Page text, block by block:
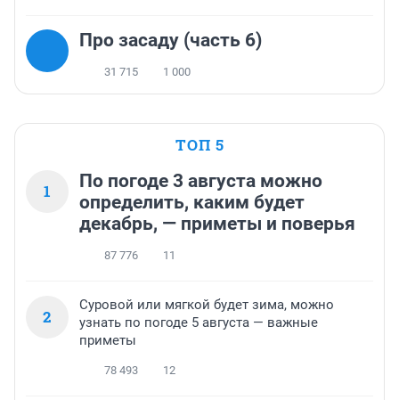
Про засаду (часть 6)
31 715 1 000
ТОП 5
1
По погоде 3 августа можно
определить, каким будет
декабрь, — приметы и поверья
87 776 11
2
Суровой или мягкой будет зима, можно
узнать по погоде 5 августа — важные
приметы
78 493 12